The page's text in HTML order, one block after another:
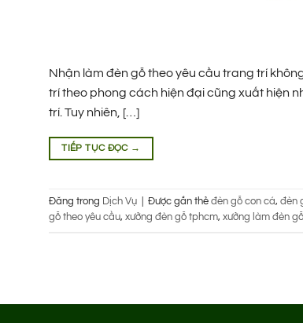
Nhận làm đèn gỗ theo yêu cầu trang trí
trí theo phong cách hiện đại cũng xuất hiện
trí. Tuy nhiên, […]
TIẾP TỤC ĐỌC →
Đăng trong Dịch Vụ Được gắn thẻ đèn gỗ con cá, đèn
gỗ theo yêu cầu, xưởng đèn gỗ tphcm, xưởng làm đèn